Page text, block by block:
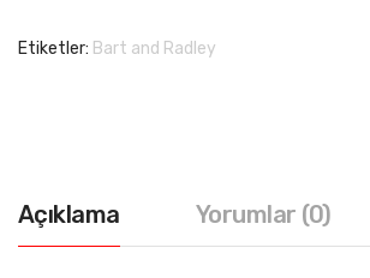
Etiketler: Bart and Radley
Açıklama Yorumlar (0)